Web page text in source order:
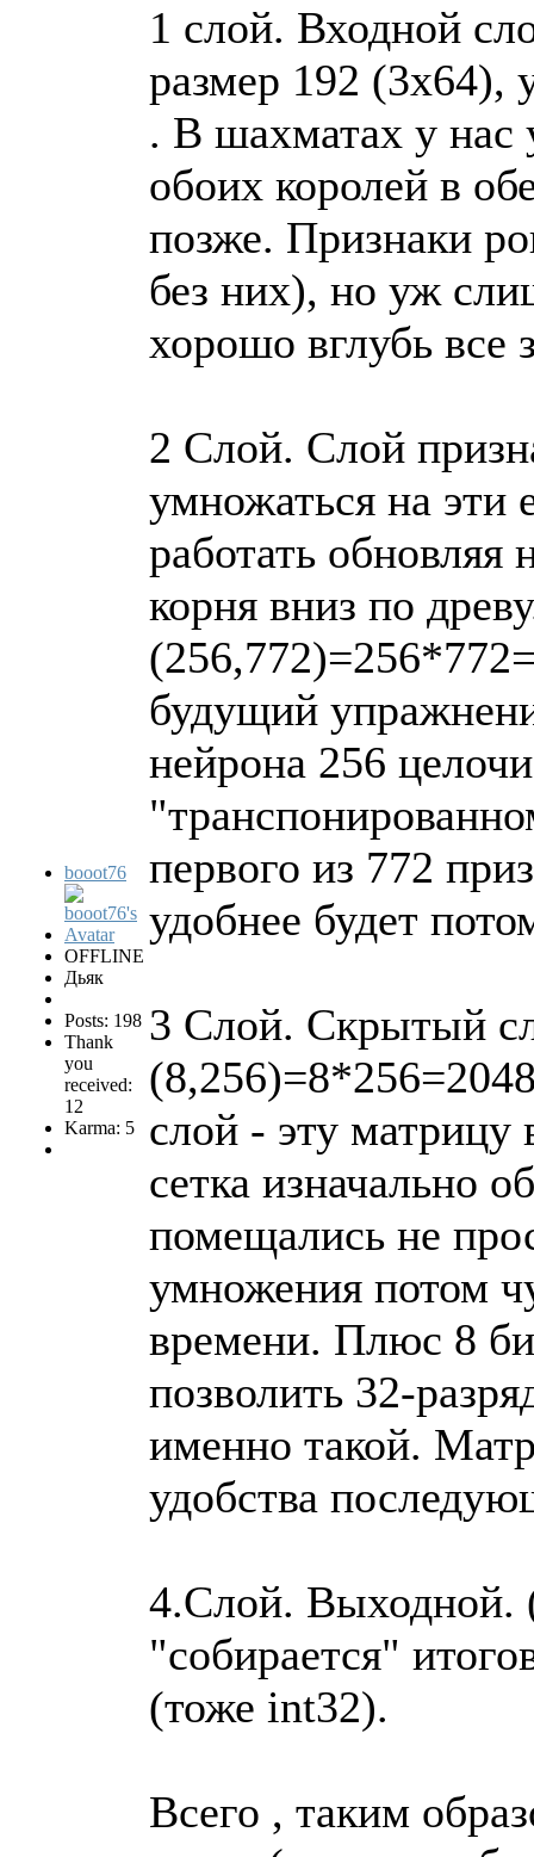
booot76
OFFLINE
Дьяк
Posts: 198
Thank
you
received:
12
Karma: 5
1 слой. Входной
размер 192 (3х64),
. В шахматах у нас
обоих королей в
позже. Признаки
без них), но уж
хорошо вглубь все
2 Слой. Слой
умножаться на
работать обновляя
корня вниз по
будущий
нейрона 256
первого из 772
удобнее будет
3 Слой. Скрытый
слой - эту
сетка изначально
помещались не
умножения потом
времени. Плюс 8
позволить 32-
именно такой.
удобства
4.Слой. Выходной.
"собирается"
(тоже int32).
Всего , таким